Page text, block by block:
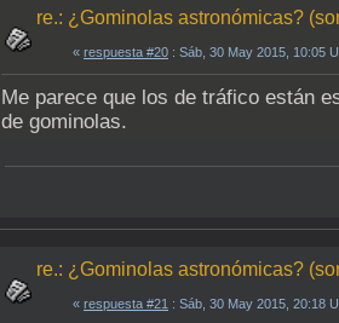
re.: ¿Gominolas astronómicas?
« respuesta #20 : Sáb, 30 May 2015, 10:05
Me parece que los de tráfico están
de gominolas.
re.: ¿Gominolas astronómicas?
« respuesta #21 : Sáb, 30 May 2015, 20:18